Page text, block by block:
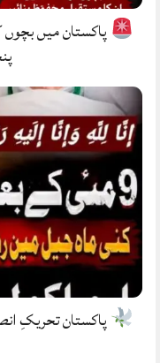
پاکستان میں
پاکستان تحریکِ